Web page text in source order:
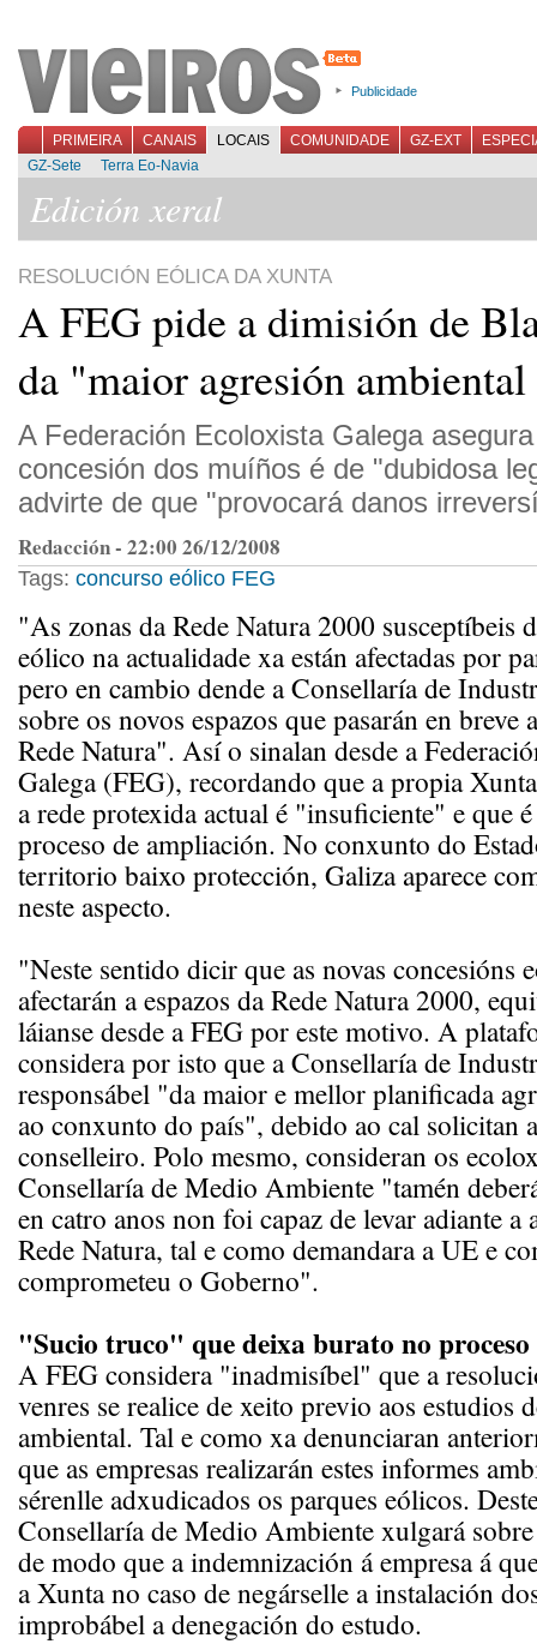
Publicidade
PRIMEIRA CANAIS LOCAIS COMUNIDADE GZ-EXT
GZ-Sete
Terra Eo-Navia
Edición xeral
RESOLUCIÓN EÓLICA DA XUNTA
A FEG pide a dimisión de
da "maior agresión
A Federación Ecoloxista Galega
concesión dos muíños é de "dubidosa
advirte de que "provocará danos
Redacción - 22:00 26/12/2008
Tags: concurso eólico FEG
"As zonas da Rede Natura 2000 susceptíbeis
eólico na actualidade xa están afectadas por
pero en cambio dende a Consellaría de
sobre os novos espazos que pasarán en breve
Rede Natura". Así o sinalan desde a
Galega (FEG), recordando que a propia
a rede protexida actual é "insuficiente" e que
proceso de ampliación. No conxunto do
territorio baixo protección, Galiza aparece
neste aspecto.
"Neste sentido dicir que as novas concesións
afectarán a espazos da Rede Natura 2000,
láianse desde a FEG por este motivo. A
considera por isto que a Consellaría de
responsábel "da maior e mellor planificada
ao conxunto do país", debido ao cal solicitan
conselleiro. Polo mesmo, consideran os
Consellaría de Medio Ambiente "tamén
en catro anos non foi capaz de levar adiante a
Rede Natura, tal e como demandara a UE e
comprometeu o Goberno".
"Sucio truco" que deixa burato no proceso
A FEG considera "inadmisíbel" que a
venres se realice de xeito previo aos estudios
ambiental. Tal e como xa denunciaran
que as empresas realizarán estes informes
sérenlle adxudicados os parques eólicos.
Consellaría de Medio Ambiente xulgará
de modo que a indemnización á empresa á
a Xunta no caso de negárselle a instalación
improbábel a denegación do estudo.